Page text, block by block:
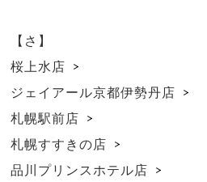
【さ】
桜上水店
ジェイアール京都伊勢丹店
札幌駅前店
札幌すすきの店
品川プリンスホテル店